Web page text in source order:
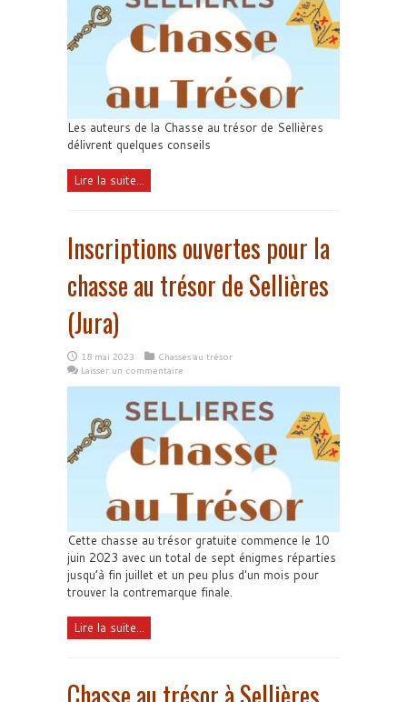
Les auteurs de la Chasse au trésor de Sellières
délivrent quelques conseils
Lire la suite...
Inscriptions ouvertes pour la
chasse au trésor de Sellières
(Jura)
18 mai 2023
Chasses au trésor
Laisser un commentaire
Cette chasse au trésor gratuite commence le 10
juin 2023 avec un total de sept énigmes réparties
jusqu’à fin juillet et un peu plus d'un mois pour
trouver la contremarque finale.
Lire la suite...